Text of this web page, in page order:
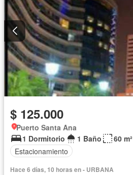
$ 125.000
Puerto Santa Ana
1 Dormitorio
1 Baño
60 m²
Estacionamiento
Hace 6 días, 10 horas en - URBANA